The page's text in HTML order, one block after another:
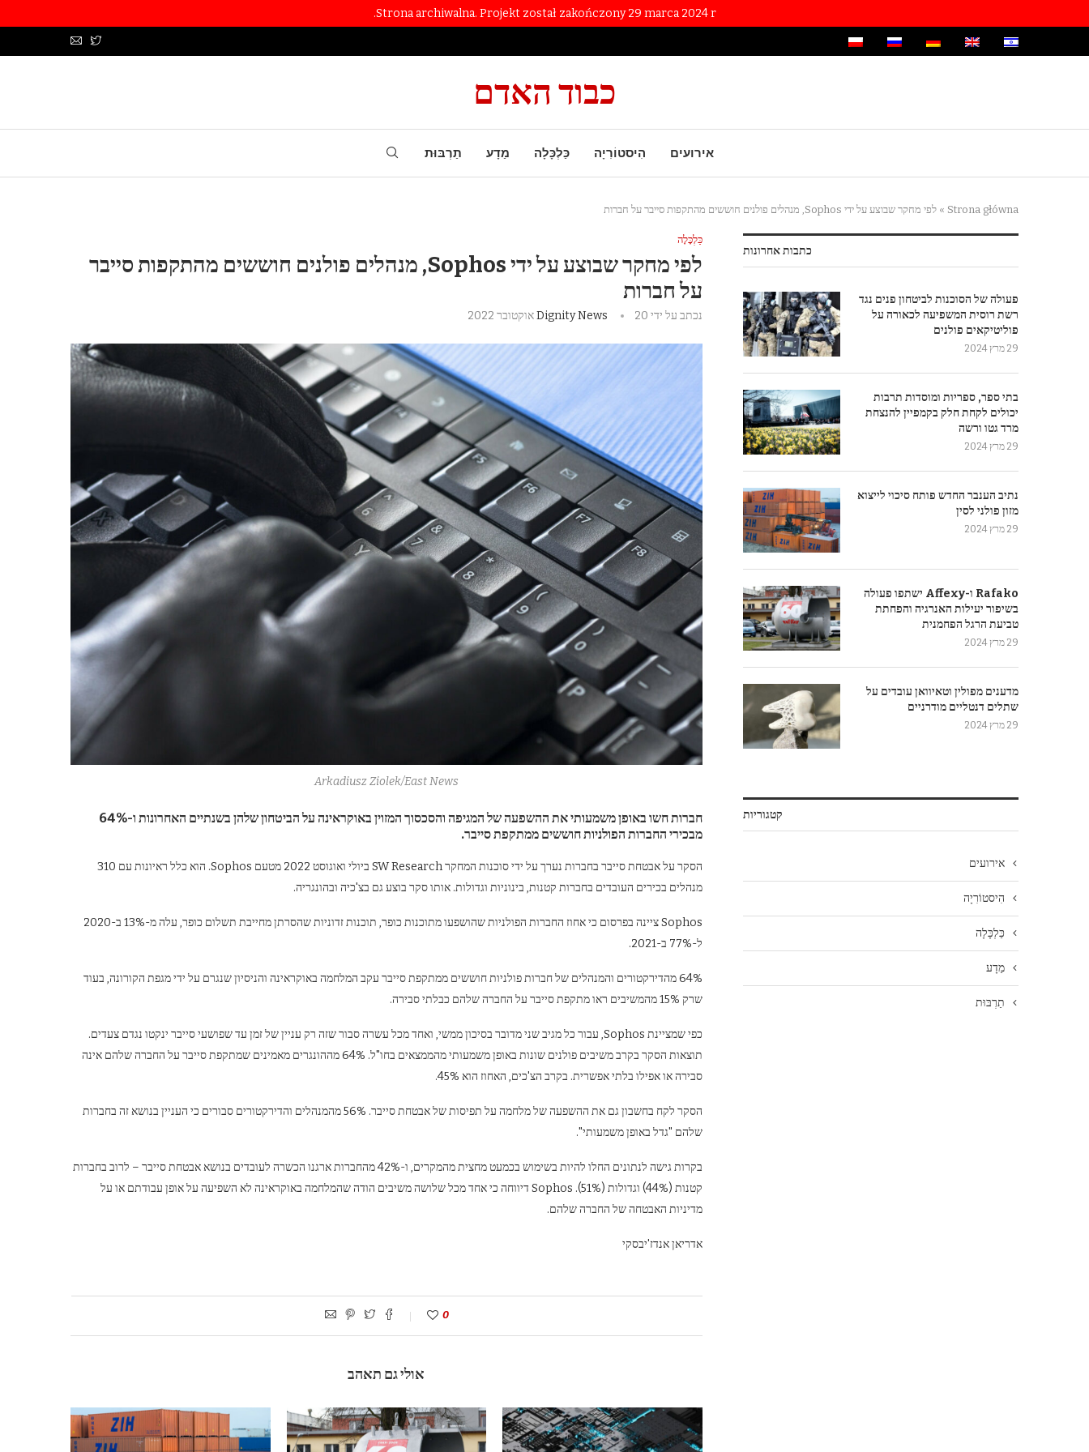
Strona archiwalna. Projekt został zakończony 29 marca 2024 r.
כבוד האדם
אירועים הִיסטוֹרִיָה כַּלְכָּלָה מַדָע תַרְבּוּת
Strona główna
» לפי מחקר שבוצע על ידי Sophos, מנהלים פולנים חוששים מהתקפות סייבר על חברות
כַּלְכָּלָה
לפי מחקר שבוצע על ידי Sophos, מנהלים פולנים חוששים מהתקפות סייבר
על חברות
נכתב על ידי Dignity News 20 אוקטובר 2022
Arkadiusz Ziolek/East News
חברות חשו באופן משמעותי את ההשפעה של המגיפה והסכסוך המזוין באוקראינה על הביטחון שלהן בשנתיים האחרונות ו-64%
מבכירי החברות הפולניות חוששים ממתקפת סייבר.
הסקר על אבטחת סייבר בחברות נערך על ידי סוכנות המחקר SW Research ביולי ואוגוסט 2022 מטעם Sophos. הוא כלל ראיונות עם 310
מנהלים בכירים העובדים בחברות קטנות, בינוניות וגדולות. אותו סקר בוצע גם בצ'כיה ובהונגריה.
Sophos ציינה בפרסום כי אחוז החברות הפולניות שהושפעו מתוכנות כופר, תוכנות זדוניות שהסרתן מחייבת תשלום כופר, עלה מ-13% ב-2020
ל-77% ב-2021.
64% מהדירקטורים והמנהלים של חברות פולניות חוששים ממתקפת סייבר עקב המלחמה באוקראינה והניסיון שנגרם על ידי מגפת הקורונה, בעוד
שרק 15% מהמשיבים ראו מתקפת סייבר על החברה שלהם כבלתי סבירה.
כפי שמציינת Sophos, עבור כל מגיב שני מדובר בסיכון ממשי, ואחד מכל עשרה סבור שזה רק עניין של זמן עד שפושעי סייבר ינקטו נגדם צעדים.
תוצאות הסקר בקרב משיבים פולנים שונות באופן משמעותי מהממצאים בחו"ל. 64% מההונגרים מאמינים שמתקפת סייבר על החברה שלהם אינה
סבירה או אפילו בלתי אפשרית. בקרב הצ'כים, האחוז הוא 45%.
הסקר לקח בחשבון גם את ההשפעה של מלחמה על תפיסות של אבטחת סייבר. 56% מהמנהלים והדירקטורים סבורים כי העניין בנושא זה בחברות
שלהם "גדל באופן משמעותי".
בקרות גישה לנתונים החלו להיות בשימוש בכמעט מחצית מהמקרים, ו-42% מהחברות ארגנו הכשרה לעובדים בנושא אבטחת סייבר – לרוב בחברות
קטנות (44%) וגדולות (51%). Sophos דיווחה כי אחד מכל שלושה משיבים הודה שהמלחמה באוקראינה לא השפיעה על אופן עבודתם או על
מדיניות האבטחה של החברה שלהם.
אדריאן אנדז'יבסקי
0
אולי גם תאהב
כתבות אחרונות
פעולה של הסוכנות לביטחון פנים נגד
רשת רוסית המשפיעה לכאורה על
פוליטיקאים פולנים
29 מרץ 2024
בתי ספר, ספריות ומוסדות תרבות
יכולים לקחת חלק בקמפיין להנצחת
מרד גטו ורשה
29 מרץ 2024
נתיב הענבר החדש פותח סיכוי לייצוא
מזון פולני לסין
29 מרץ 2024
Rafako ו-Affexy ישתפו פעולה
בשיפור יעילות האנרגיה והפחתת
טביעת הרגל הפחמנית
29 מרץ 2024
מדענים מפולין וטאיוואן עובדים על
שתלים דנטליים מודרניים
29 מרץ 2024
קטגוריות
אירועים
הִיסטוֹרִיָה
כַּלְכָּלָה
מַדָע
תַרְבּוּת